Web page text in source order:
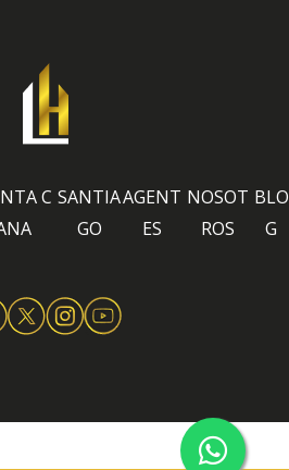
C SANTIA
GO
AGENT
ES
NOSOT
ROS
BLO
G